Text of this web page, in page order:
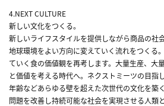
4.NEXT CULTURE
新しい文化をつくる。
新しいライフスタイルを提供しながら商品の社
地球環境をよい方向に変えていく流れをつくる
ていく食の価値観を再考します。大量生産、大
と価値を考える時代へ。ネクストミーツの目指
年齢などあらゆる壁を超えた次世代の文化を築
問題を改善し持続可能な社会を実現させる人類